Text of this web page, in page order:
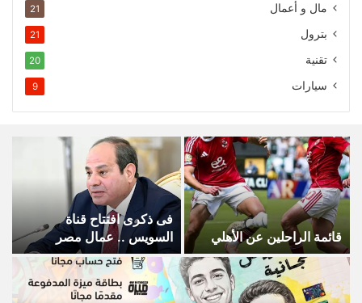
مال و أعمال 21
بترول 21
تقنية 20
سيارات 9
قائمة الراحلين عن الأهلي
فى ذكرى افتتاح قناة
السويس .. عمال مصر
يهنئون الرئيس السيسى
وشعب مصر